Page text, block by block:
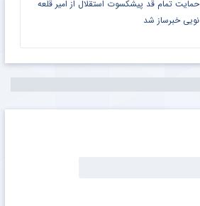
حمایت تمام قد پیشکسوت استقلال از امیر قلعه
نویی خبرساز شد